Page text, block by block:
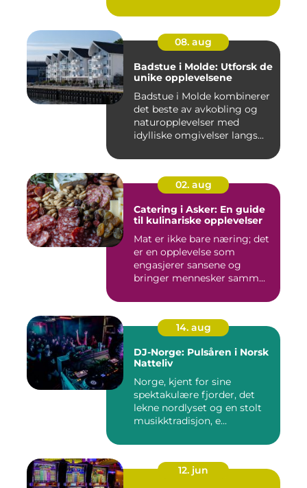
08. aug
Badstue i Molde: Utforsk de
unike opplevelsene
Badstue i Molde kombinerer
det beste av avkobling og
naturopplevelser med
idylliske omgivelser langs...
02. aug
Catering i Asker: En guide
til kulinariske opplevelser
Mat er ikke bare næring; det
er en opplevelse som
engasjerer sansene og
bringer mennesker samm...
14. aug
DJ-Norge: Pulsåren i Norsk
Natteliv
Norge, kjent for sine
spektakulære fjorder, det
lekne nordlyset og en stolt
musikktradisjon, e...
12. jun